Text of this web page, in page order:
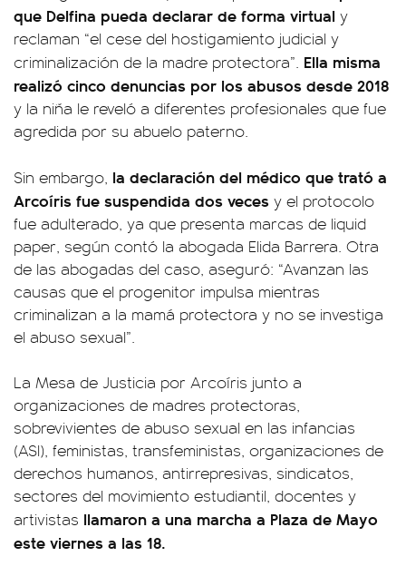
que Delfina pueda declarar de forma virtual y
reclaman “el cese del hostigamiento judicial y
criminalización de la madre protectora”. Ella misma
realizó cinco denuncias por los abusos desde 2018
y la niña le reveló a diferentes profesionales que fue
agredida por su abuelo paterno.
Sin embargo, la declaración del médico que trató a
Arcoíris fue suspendida dos veces y el protocolo
fue adulterado, ya que presenta marcas de liquid
paper, según contó la abogada Elida Barrera. Otra
de las abogadas del caso, aseguró: “Avanzan las
causas que el progenitor impulsa mientras
criminalizan a la mamá protectora y no se investiga
el abuso sexual”.
La Mesa de Justicia por Arcoíris junto a
organizaciones de madres protectoras,
sobrevivientes de abuso sexual en las infancias
(ASI), feministas, transfeministas, organizaciones de
derechos humanos, antirrepresivas, sindicatos,
sectores del movimiento estudiantil, docentes y
artivistas llamaron a una marcha a Plaza de Mayo
este viernes a las 18.